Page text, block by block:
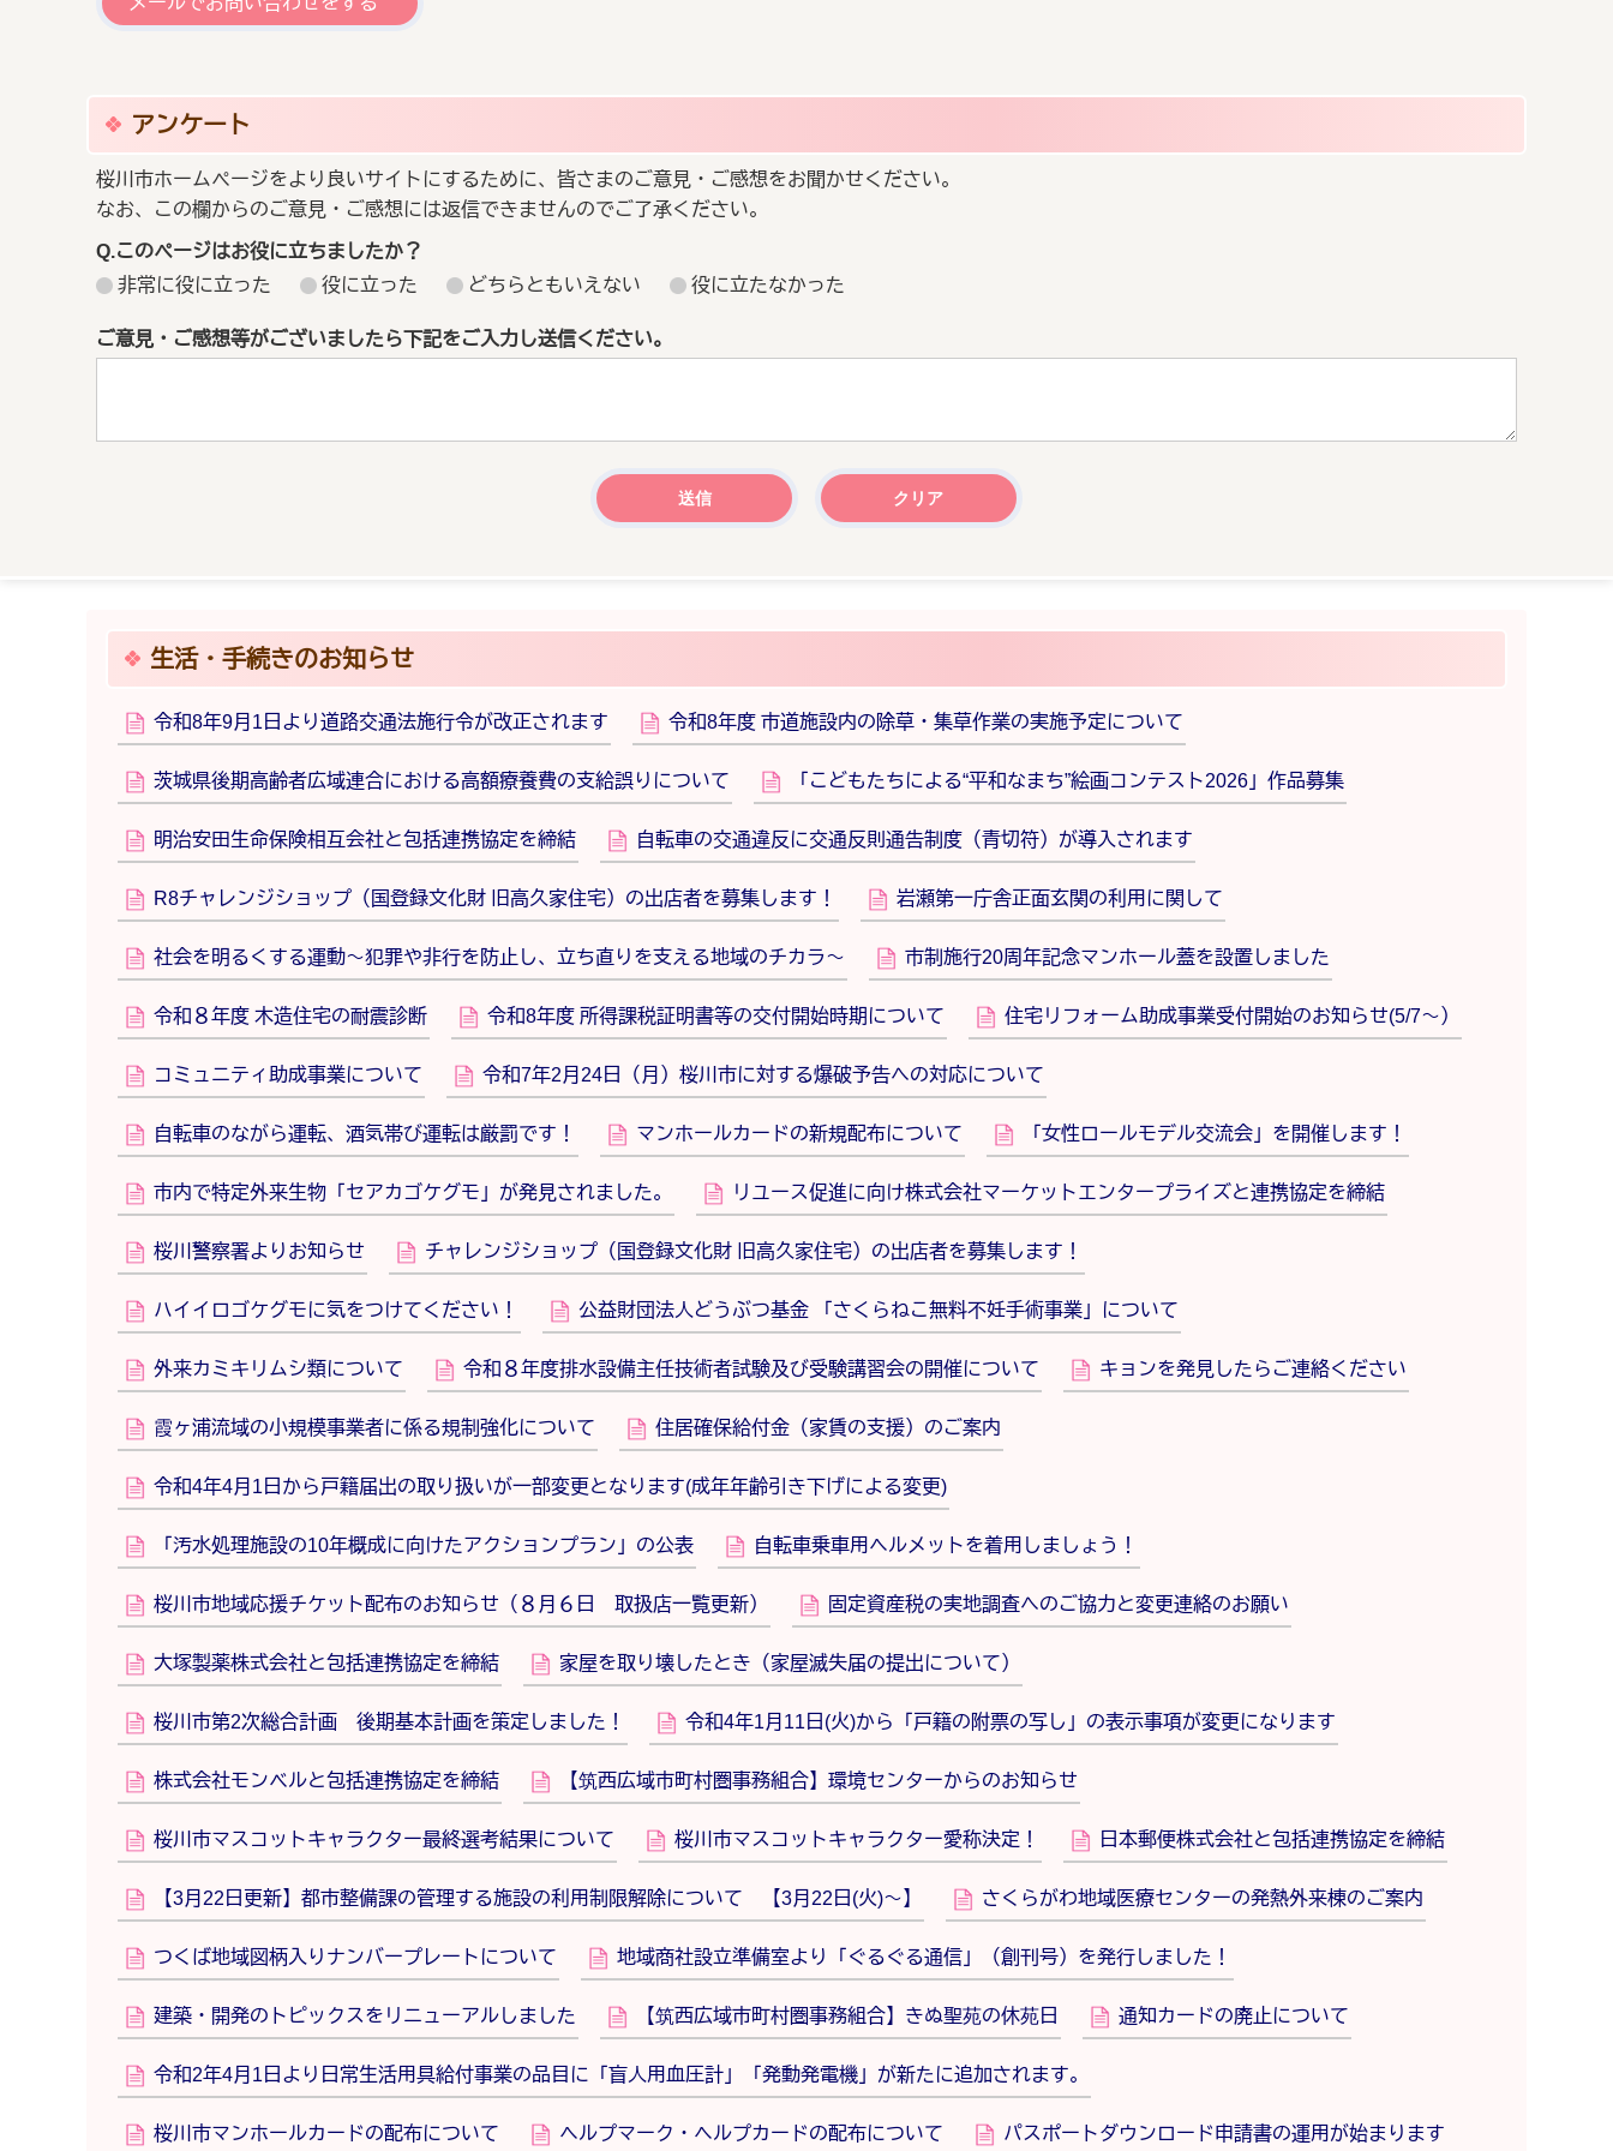
アンケート
桜川市ホームページをより良いサイトにするために、皆さまのご意見・ご感想をお聞かせください。
なお、この欄からのご意見・ご感想には返信できませんのでご了承ください。
Q.このページはお役に立ちましたか？
非常に役に立った
役に立った どちらともいえない 役に立たなかった
ご意見・ご感想等がございましたら下記をご入力し送信ください。
生活・手続きのお知らせ
令和8年9月1日より道路交通法施行令が改正されます 令和8年度 市道施設内の除草・集草作業の実施予定について
茨城県後期高齢者広域連合における高額療養費の支給誤りについて 「こどもたちによる“平和なまち”絵画コンテスト2026」作品募集
明治安田生命保険相互会社と包括連携協定を締結 自転車の交通違反に交通反則通告制度（青切符）が導入されます
R8チャレンジショップ（国登録文化財 旧高久家住宅）の出店者を募集します！ 岩瀬第一庁舎正面玄関の利用に関して
社会を明るくする運動～犯罪や非行を防止し、立ち直りを支える地域のチカラ～ 市制施行20周年記念マンホール蓋を設置しました
令和８年度 木造住宅の耐震診断 令和8年度 所得課税証明書等の交付開始時期について 住宅リフォーム助成事業受付開始のお知らせ(5/7～）
コミュニティ助成事業について 令和7年2月24日（月）桜川市に対する爆破予告への対応について
自転車のながら運転、酒気帯び運転は厳罰です！ マンホールカードの新規配布について 「女性ロールモデル交流会」を開催します！
市内で特定外来生物「セアカゴケグモ」が発見されました。 リユース促進に向け株式会社マーケットエンタープライズと連携協定を締結
桜川警察署よりお知らせ チャレンジショップ（国登録文化財 旧高久家住宅）の出店者を募集します！
ハイイロゴケグモに気をつけてください！ 公益財団法人どうぶつ基金 「さくらねこ無料不妊手術事業」について
外来カミキリムシ類について 令和８年度排水設備主任技術者試験及び受験講習会の開催について キョンを発見したらご連絡ください
霞ヶ浦流域の小規模事業者に係る規制強化について 住居確保給付金（家賃の支援）のご案内
令和4年4月1日から戸籍届出の取り扱いが一部変更となります(成年年齢引き下げによる変更)
「汚水処理施設の10年概成に向けたアクションプラン」の公表 自転車乗車用ヘルメットを着用しましょう！
桜川市地域応援チケット配布のお知らせ（８月６日 取扱店一覧更新） 固定資産税の実地調査へのご協力と変更連絡のお願い
大塚製薬株式会社と包括連携協定を締結 家屋を取り壊したとき（家屋滅失届の提出について）
桜川市第2次総合計画 後期基本計画を策定しました！ 令和4年1月11日(火)から「戸籍の附票の写し」の表示事項が変更になります
株式会社モンベルと包括連携協定を締結 【筑西広域市町村圏事務組合】環境センターからのお知らせ
桜川市マスコットキャラクター最終選考結果について 桜川市マスコットキャラクター愛称決定！ 日本郵便株式会社と包括連携協定を締結
【3月22日更新】都市整備課の管理する施設の利用制限解除について 【3月22日(火)～】 さくらがわ地域医療センターの発熱外来棟のご案内
つくば地域図柄入りナンバープレートについて 地域商社設立準備室より「ぐるぐる通信」（創刊号）を発行しました！
建築・開発のトピックスをリニューアルしました 【筑西広域市町村圏事務組合】きぬ聖苑の休苑日 通知カードの廃止について
令和2年4月1日より日常生活用具給付事業の品目に「盲人用血圧計」「発動発電機」が新たに追加されます。
桜川市マンホールカードの配布について ヘルプマーク・ヘルプカードの配布について パスポートダウンロード申請書の運用が始まります